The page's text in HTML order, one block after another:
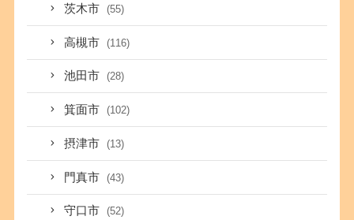
茨木市 (55)
高槻市 (116)
池田市 (28)
箕面市 (102)
摂津市 (13)
門真市 (43)
守口市 (52)